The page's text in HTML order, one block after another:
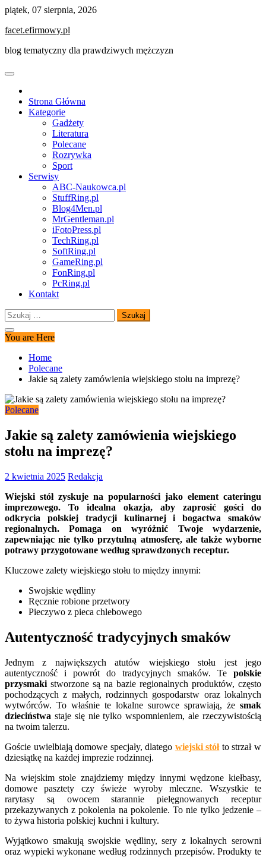
Skip
content
piątek, 07 sierpnia, 2026
facet.efirmowy.pl
blog tematyczny dla prawdziwych mężczyzn
Strona Główna
Kategorie
Gadżety
Literatura
Polecane
Rozrywka
Sport
Serwisy
ABC-Naukowca.pl
StuffRing.pl
Blog4Men.pl
MrGentleman.pl
iFotoPress.pl
TechRing.pl
SoftRing.pl
GameRing.pl
FonRing.pl
PcRing.pl
Kontakt
Szukaj:
You are Here
Home
Polecane
Jakie są zalety zamówienia wiejskiego stołu na imprezę?
Polecane
Jakie są zalety zamówienia wiejskiego
stołu na imprezę?
2 kwietnia 2025 Redakcja
Wiejski stół zyskuje na popularności jako element cateringu
imprezowego. To idealna okazja, aby zaprosić gości do
odkrycia polskiej tradycji kulinarnej i bogactwa smaków
regionalnych. Pomaga on wyróżnić Twoje wydarzenie,
zapewniając nie tylko przytulną atmosferę, ale także wyborne
potrawy przygotowane według sprawdzonych receptur.
Kluczowe zalety wiejskiego stołu to między innymi:
Swojskie wędliny
Ręcznie robione przetwory
Pieczywo z pieca chlebowego
Autentyczność tradycyjnych smaków
Jednym z największych atutów wiejskiego stołu jest jego
autentyczność i powrót do tradycyjnych smaków. Te polskie
przysmaki stworzone są na bazie regionalnych produktów, często
pochodzących z małych, rodzinnych gospodarstw oraz lokalnych
wytwórców. To właśnie te lokalne surowce sprawiają, że smak
dzieciństwa staje się nie tylko wspomnieniem, ale rzeczywistością
na twoim talerzu.
Goście uwielbiają domowe specjały, dlatego wiejski stółto strzał w
dziesiątkę na każdej imprezie rodzinnej.
Na wiejskim stole znajdziemy między innymi wędzone kiełbasy,
domowe pasztety czy świeże wyroby mleczne. Wszystkie te
rarytasy są owocem starannie pielęgnowanych receptur
przekazywanych z pokolenia na pokolenie. To nie tylko jedzenie –
to żywa historia polskiej kuchni i kultury.
Wyjątkowo smakują swojskie wędliny, sery z lokalnych serowni
oraz wypieki wykonane według rodzinnych przepisów. Produkty te